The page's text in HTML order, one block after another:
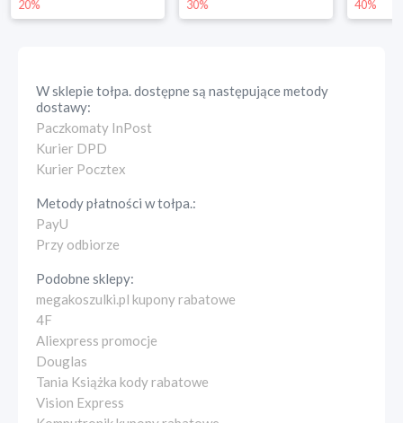
20% 30% 40%
W sklepietołpa.dostępne są następujące metody
dostawy:
Paczkomaty InPost
Kurier DPD
Kurier Pocztex
Metody płatności wtołpa.:
PayU
Przy odbiorze
Podobne sklepy:
megakoszulki.pl kupony rabatowe
4F
Aliexpress promocje
Douglas
Tania Książka kody rabatowe
Vision Express